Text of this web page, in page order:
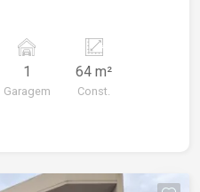
1
Garagem
64 m²
Const.